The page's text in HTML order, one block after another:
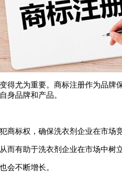
得尤为重要。商标注册作为品
身品牌和产品。
标权，确保洗衣剂企业在市场
有助于洗衣剂企业在市场中树
会不断增长。